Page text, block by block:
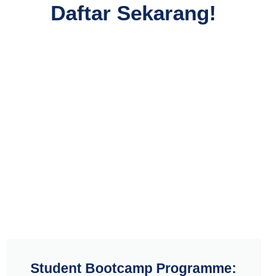
Daftar Sekarang!
Student Bootcamp Programme: